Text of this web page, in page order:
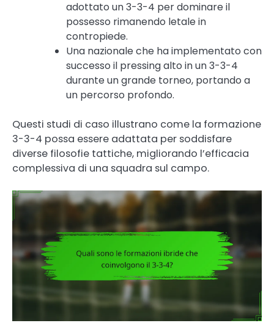
adottato un 3-3-4 per dominare il
possesso rimanendo letale in
contropiede.
Una nazionale che ha implementato con
successo il pressing alto in un 3-3-4
durante un grande torneo, portando a
un percorso profondo.
Questi studi di caso illustrano come la formazione
3-3-4 possa essere adattata per soddisfare
diverse filosofie tattiche, migliorando l’efficacia
complessiva di una squadra sul campo.